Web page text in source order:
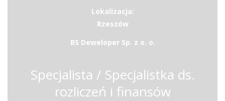
Lokalizacja:
Rzeszów
BS Deweloper Sp. z o. o.
Specjalista / Specjalistka ds.
rozliczeń i finansów